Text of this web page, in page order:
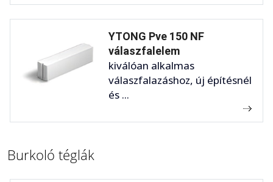
YTONG Pve 150 NF
válaszfalelem
kiválóan alkalmas
válaszfalazáshoz, új építésnél
és ...
Burkoló téglák